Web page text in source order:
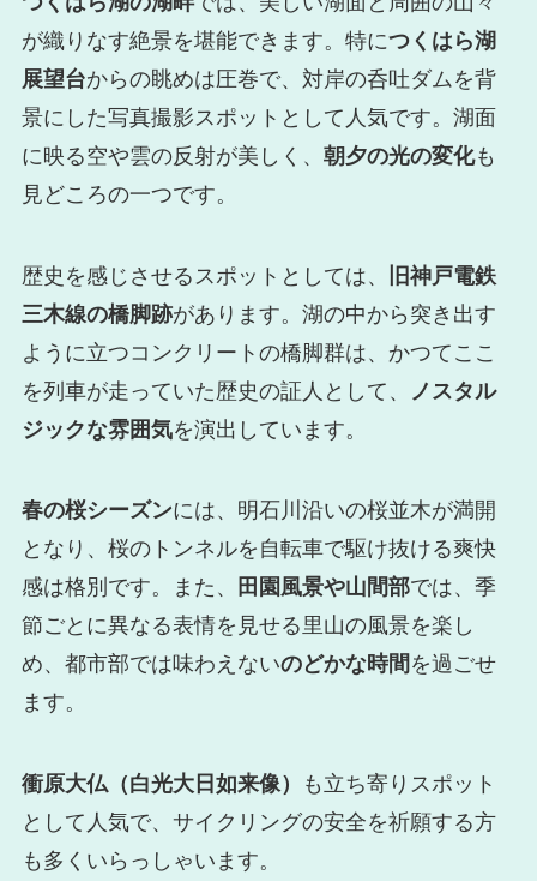
が織りなす絶景を堪能できます。特につくはら湖
展望台からの眺めは圧巻で、対岸の呑吐ダムを背
景にした写真撮影スポットとして人気です。湖面
に映る空や雲の反射が美しく、 朝夕の光の変化も
見どころの一つです。
歴史を感じさせるスポットとしては、
旧神戸電鉄
三木線の橋脚跡があります。湖の中から突き出す
ように立つコンクリートの橋脚群は、かつてここ
を列車が走っていた歴史の証人として、
ノスタル
ジックな雰囲気を演出しています。
春の桜シーズンには、明石川沿いの桜並木が満開
となり、桜のトンネルを自転車で駆け抜ける爽快
感は格別です。また、
田園風景や山間部では、季
節ごとに異なる表情を見せる里山の風景を楽し
め、都市部では味わえないのどかな時間 を過ごせ
ます。
衝原大仏（白光大日如来像）
も立ち寄りスポット
として人気で、サイクリングの安全を祈願する方
も多くいらっしゃいます。